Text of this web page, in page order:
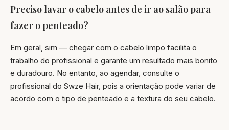
Preciso lavar o cabelo antes de ir ao salão para
fazer o penteado?
Em geral, sim — chegar com o cabelo limpo facilita o
trabalho do profissional e garante um resultado mais bonito
e duradouro. No entanto, ao agendar, consulte o
profissional do Swze Hair, pois a orientação pode variar de
acordo com o tipo de penteado e a textura do seu cabelo.